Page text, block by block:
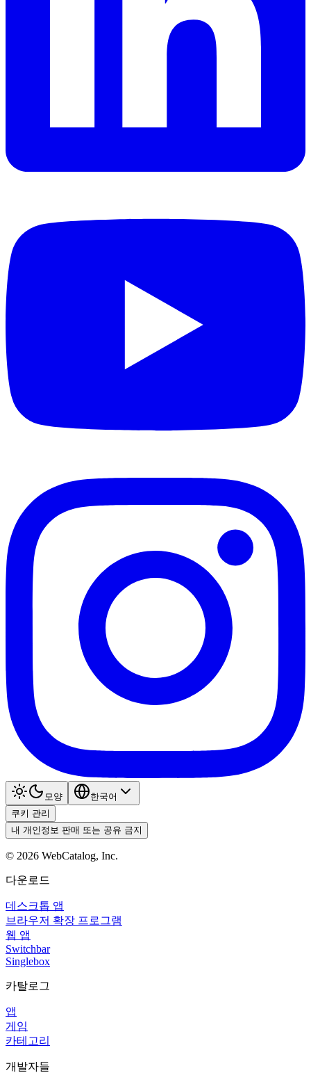
모양
한국어
쿠키 관리
내 개인정보 판매 또는 공유 금지
© 2026 WebCatalog, Inc.
다운로드
데스크톱 앱
브라우저 확장 프로그램
웹 앱
Switchbar
Singlebox
카탈로그
앱
게임
카테고리
개발자들